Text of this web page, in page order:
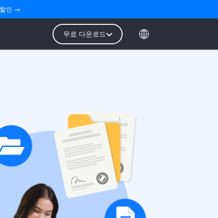
인 →
무료 다운로드